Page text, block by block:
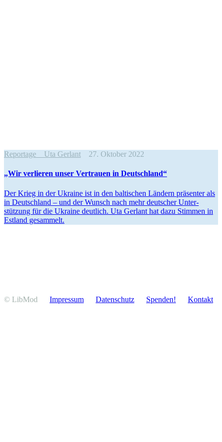
Reportage Uta Gerlant 27. Oktober 2022
„Wir verlieren unser Vertrauen in Deutschland“
Der Krieg in der Ukraine ist in den balti­schen Ländern präsenter als
in Deutschland – und der Wunsch nach mehr deutscher Unter­
stützung für die Ukraine deutlich. Uta Gerlant hat dazu Stimmen in
Estland gesammelt.
© LibMod Impressum Daten­schutz Spenden! Kontakt